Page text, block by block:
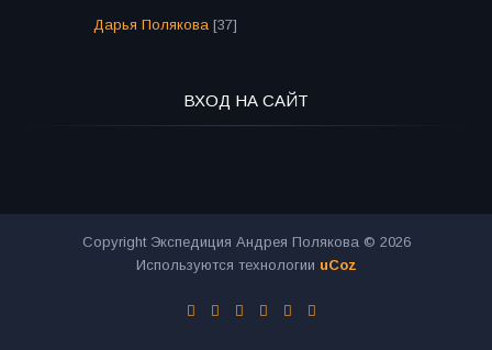
Дарья Полякова [37]
ВХОД НА САЙТ
Copyright Экспедиция Андрея Полякова © 2026
Используются технологии uCoz